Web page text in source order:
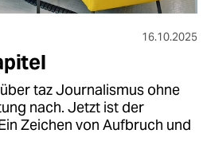
16.10.2025
taz Journalismus ohne
nach. Jetzt ist der
Zeichen von Aufbruch und